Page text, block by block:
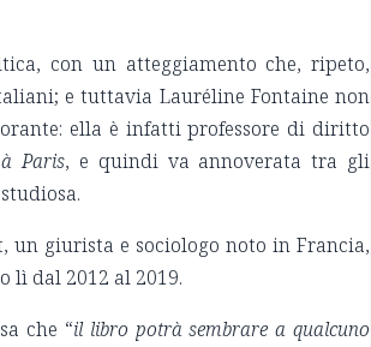
con un atteggiamento che, ripeto,
e tuttavia Lauréline Fontaine non
ella è infatti professore di diritto
Paris, e quindi va annoverata tra gli
giurista e sociologo noto in Francia,
lì dal 2012 al 2019.
che “il libro potrà sembrare a qualcuno